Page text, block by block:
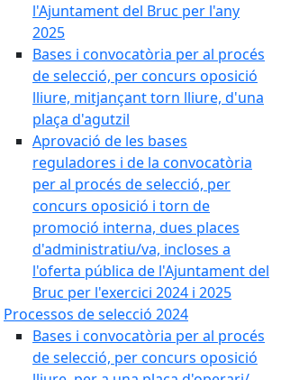
l'Ajuntament del Bruc per l'any
2025
Bases i convocatòria per al procés
de selecció, per concurs oposició
lliure, mitjançant torn lliure, d'una
plaça d'agutzil
Aprovació de les bases
reguladores i de la convocatòria
per al procés de selecció, per
concurs oposició i torn de
promoció interna, dues places
d'administratiu/va, incloses a
l'oferta pública de l'Ajuntament del
Bruc per l'exercici 2024 i 2025
Processos de selecció 2024
Bases i convocatòria per al procés
de selecció, per concurs oposició